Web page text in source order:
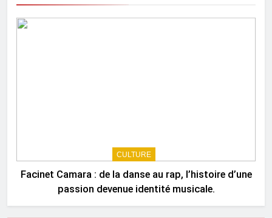
CULTURE
Facinet Camara : de la danse au rap, l’histoire d’une
passion devenue identité musicale.